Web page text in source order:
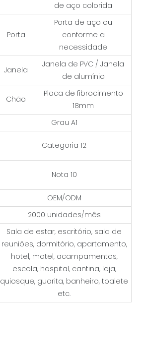
de aço colorida
Porta
Porta de aço ou
conforme a
necessidade
Janela
Janela de PVC / Janela
de alumínio
Chão
Placa de fibrocimento
18mm
Grau A1
Categoria 12
Nota 10
OEM/ODM
2000 unidades/mês
Sala de estar, escritório, sala de
reuniões, dormitório, apartamento,
hotel, motel, acampamentos,
escola, hospital, cantina, loja,
quiosque, guarita, banheiro, toalete
etc.